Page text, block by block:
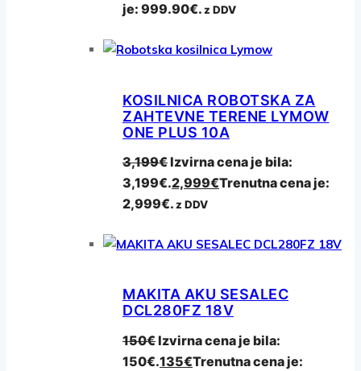
je: 999.90€.z DDV
KOSILNICA ROBOTSKA ZA
ZAHTEVNE TERENE LYMOW
ONE PLUS 10A
3,199€Izvirna cena je bila:
3,199€.2,999€Trenutna cena je:
2,999€.z DDV
MAKITA AKU SESALEC
DCL280FZ 18V
150€Izvirna cena je bila:
150€.135€Trenutna cena je: